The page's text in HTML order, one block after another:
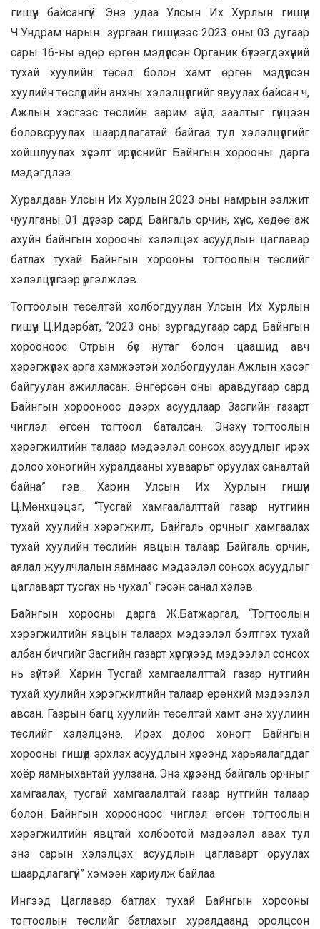
гишүүн байсангүй. Энэ удаа Улсын Их Хурлын гишүүн
Ч.Ундрам нарын зургаан гишүүнээс 2023 оны 03 дугаар
сары 16-ны өдөр өргөн мэдүүлсэн Органик бүтээгдэхүүний
тухай хуулийн төсөл болон хамт өргөн мэдүүлсэн
хуулийн төслүүдийн анхны хэлэлцүүлгийг явуулах байсан ч,
Ажлын хэсгээс төслийн зарим зүйл, заалтыг гүйцээн
боловсруулах шаардлагатай байгаа тул хэлэлцүүлгийг
хойшлуулах хүсэлт ирүүлснийг Байнгын хорооны дарга
мэдэгдлээ.
Хуралдаан Улсын Их Хурлын 2023 оны намрын ээлжит
чуулганы 01 дүгээр сард Байгаль орчин, хүнс, хөдөө аж
ахуйн байнгын хорооны хэлэлцэх асуудлын цаглавар
батлах тухай Байнгын хорооны тогтоолын төслийг
хэлэлцүүлгээр үргэлжлэв.
Тогтоолын төсөлтэй холбогдуулан Улсын Их Хурлын
гишүүн Ц.Идэрбат, “2023 оны зургадугаар сард Байнгын
хорооноос Отрын бүс нутаг болон цаашид авч
хэрэгжүүлэх арга хэмжээтэй холбогдуулан Ажлын хэсэг
байгуулан ажилласан. Өнгөрсөн оны аравдугаар сард
Байнгын хорооноос дээрх асуудлаар Засгийн газарт
чиглэл өгсөн тогтоол баталсан. Энэхүү тогтоолын
хэрэгжилтийн талаар мэдээлэл сонсох асуудлыг ирэх
долоо хоногийн хуралдааны хуваарьт оруулах саналтай
байна” гэв. Харин Улсын Их Хурлын гишүүн
Ц.Мөнхцэцэг, “Тусгай хамгаалалттай газар нутгийн
тухай хуулийн хэрэгжилт, Байгаль орчныг хамгаалах
тухай хуулийн төслийн явцын талаар Байгаль орчин,
аялал жуулчлалын яамнаас мэдээлэл сонсох асуудлыг
цаглаварт тусгах нь чухал” гэсэн санал хэлэв.
Байнгын хорооны дарга Ж.Батжаргал, “Тогтоолын
хэрэгжилтийн явцын талаарх мэдээлэл бэлтгэх тухай
албан бичгийг Засгийн газарт хүргүүлээд мэдээлэл сонсох
нь зүйтэй. Харин Тусгай хамгаалалттай газар нутгийн
тухай хуулийн хэрэгжилтийн талаар ерөнхий мэдээлэл
авсан. Газрын багц хуулийн төсөлтэй хамт энэ хуулийн
төслийг хэлэлцэнэ. Ирэх долоо хоногт Байнгын
хорооны гишүүд эрхлэх асуудлын хүрээнд харьяалагддаг
хоёр яамныхантай уулзана. Энэ хүрээнд байгаль орчныг
хамгаалах, тусгай хамгаалалтай газар нутгийн талаар
болон Байнгын хорооноос чиглэл өгсөн тогтоолын
хэрэгжилтийн явцтай холбоотой мэдээлэл авах тул
энэ сарын хэлэлцэх асуудлын цаглаварт оруулах
шаардлагагүй” хэмээн хариулж байлаа.
Ингээд Цаглавар батлах тухай Байнгын хорооны
тогтоолын төслийг батлахыг хуралдаанд оролцсон